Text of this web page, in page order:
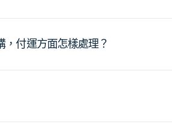
付運方面怎樣處理？